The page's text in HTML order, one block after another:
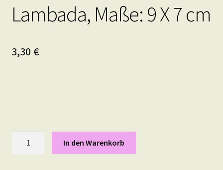
Lambada, Maße: 9 X 7 cm
3,30 €
In den Warenkorb